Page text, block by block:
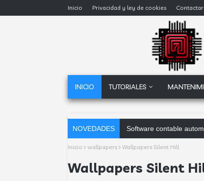
Inicio Privacidad y ley de cookies Contactar
INICIO TUTORIALES
NOVEDADES Software contable
Inicio wallpapers Wallpapers Silent Hill
Wallpapers Silent